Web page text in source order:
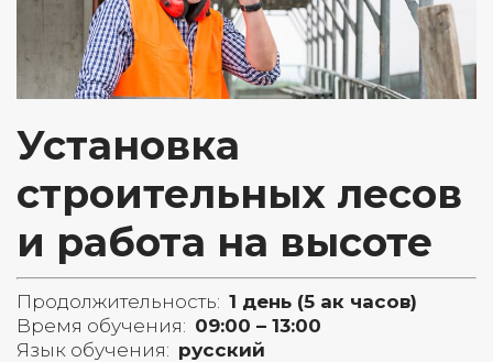
Установка
строительных лесов
и работа на высоте
Продолжительность: 1 день (5 ак часов)
Время обучения: 09:00 – 13:00
Язык обучения: русский